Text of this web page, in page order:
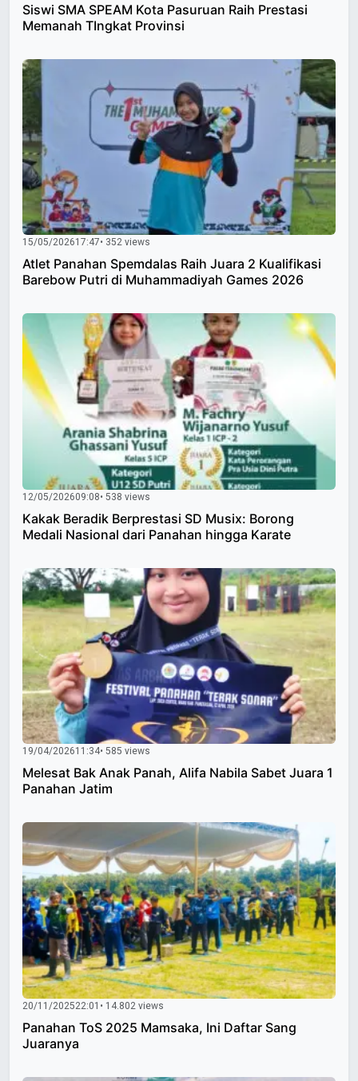
Siswi SMA SPEAM Kota Pasuruan Raih Prestasi
Memanah TIngkat Provinsi
15/05/202617:47• 352 views
Atlet Panahan Spemdalas Raih Juara 2 Kualifikasi
Barebow Putri di Muhammadiyah Games 2026
12/05/202609:08• 538 views
Kakak Beradik Berprestasi SD Musix: Borong
Medali Nasional dari Panahan hingga Karate
19/04/202611:34• 585 views
Melesat Bak Anak Panah, Alifa Nabila Sabet Juara 1
Panahan Jatim
20/11/202522:01 • 14.802 views
Panahan ToS 2025 Mamsaka, Ini Daftar Sang
Juaranya